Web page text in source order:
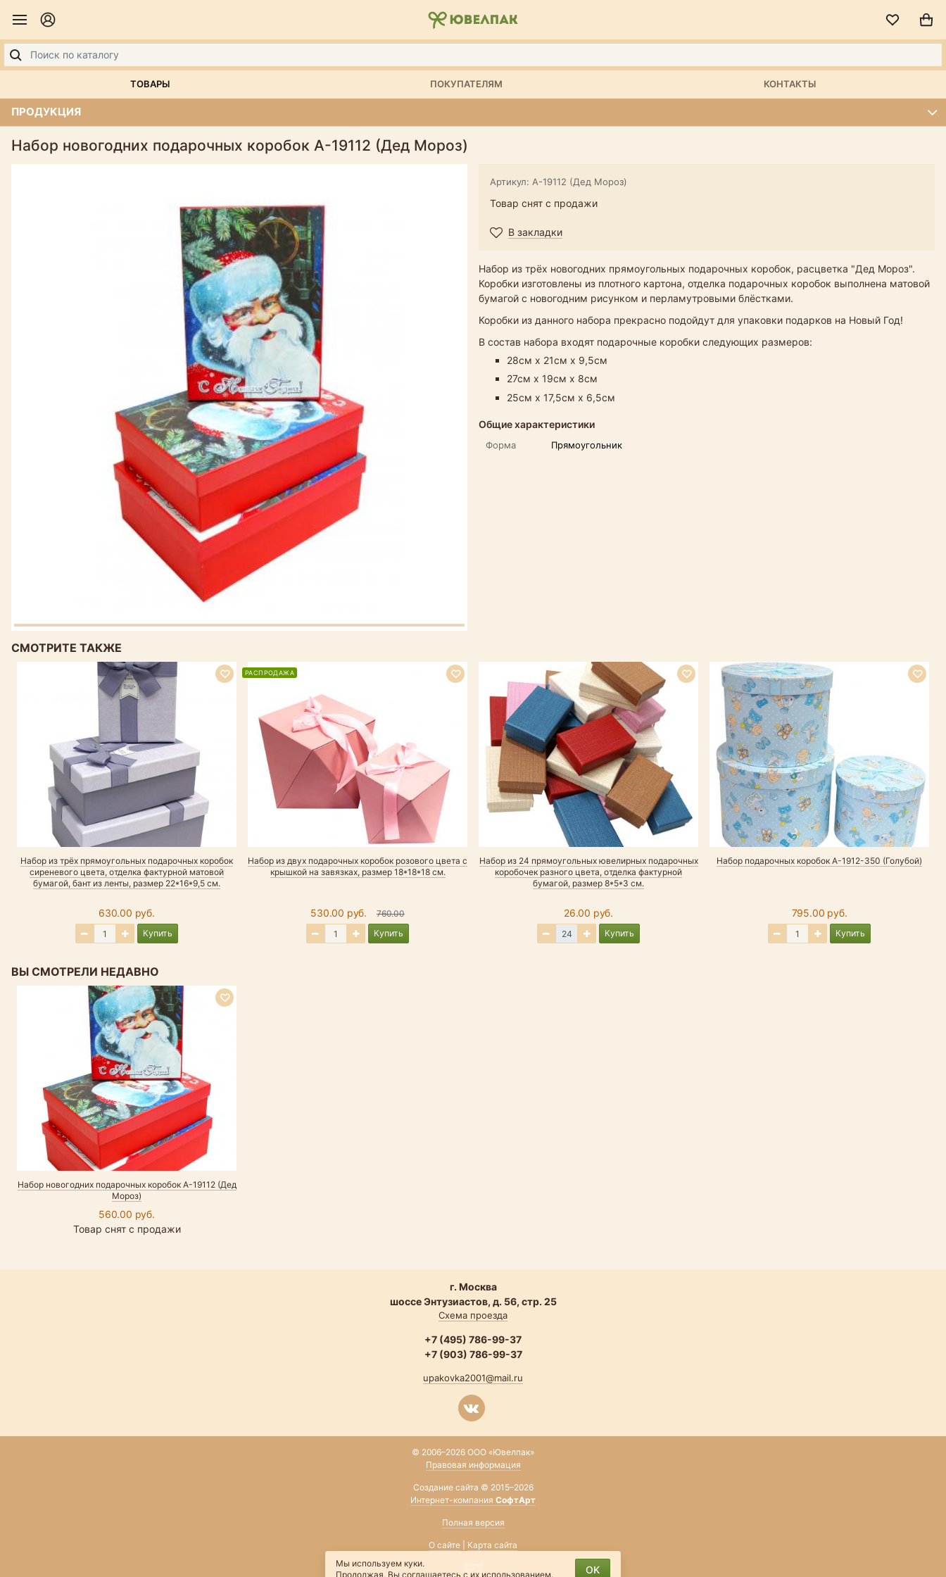
ТОВАРЫ ПОКУПАТЕЛЯМ КОНТАКТЫ
ПРОДУКЦИЯ
Набор новогодних подарочных коробок А-19112 (Дед Мороз)
Артикул: А-19112 (Дед Мороз)
Товар снят с продажи
В закладки
Набор из трёх новогодних прямоугольных подарочных коробок, расцветка "Дед Мороз".
Коробки изготовлены из плотного картона, отделка подарочных коробок выполнена матовой
бумагой с новогодним рисунком и перламутровыми блёстками.
Коробки из данного набора прекрасно подойдут для упаковки подарков на Новый Год!
В состав набора входят подарочные коробки следующих размеров:
28см х 21см х 9,5см
27см х 19см х 8см
25см х 17,5см х 6,5см
Общие характеристики
Форма Прямоугольник
СМОТРИТЕ ТАКЖЕ
Набор из трёх прямоугольных подарочных коробок
сиреневого цвета, отделка фактурной матовой
бумагой, бант из ленты, размер 22*16*9,5 см.
630.00 руб.
Купить
Набор из двух подарочных коробок розового цвета с
крышкой на завязках, размер 18*18*18 см.
530.00 руб.
760.00
Купить
РАСПРОДАЖА
Набор из 24 прямоугольных ювелирных подарочных
коробочек разного цвета, отделка фактурной
бумагой, размер 8*5*3 см.
26.00 руб.
Купить
Набор подарочных коробок А-1912-350 (Голубой)
795.00 руб.
Купить
ВЫ СМОТРЕЛИ НЕДАВНО
Набор новогодних подарочных коробок А-19112 (Дед
Мороз)
560.00 руб.
Товар снят с продажи
г. Москва
шоссе Энтузиастов, д. 56, стр. 25
Схема проезда
+7 (495) 786-99-37
+7 (903) 786-99-37
upakovka2001@mail.ru
© 2006–2026 ООО «Ювелпак»
Правовая информация
Создание сайта © 2015–2026
Интернет-компания СофтАрт
Полная версия
О сайте
Карта сайта
Мы используем куки.
Продолжая, Вы соглашаетесь с их использованием. OK